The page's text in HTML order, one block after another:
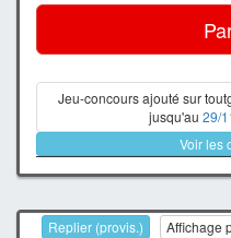
Jeu-concours ajouté sur
jusqu'au 29/
Voir les
Replier (provis.) Affichage